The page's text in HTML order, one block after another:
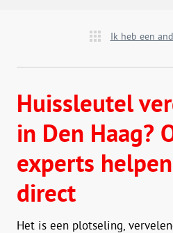
Ik heb een
Huissleutel
in Den Haag?
experts
direct
Het is een plotseling,